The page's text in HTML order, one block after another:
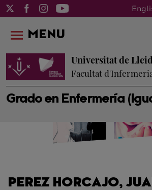
Grado en Enfermería
Universitat de
Facultat
MENU
PEREZ HORCAJO,